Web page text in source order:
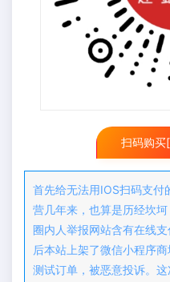
扫码购买
首先给无法用IOS扫码支付
营几年来，也算是历经坎
圈内人举报网站含有在线
后本站上架了微信小程序
测试订单，被恶意投诉。